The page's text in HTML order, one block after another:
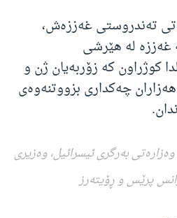
تەندروستی غەززەش،
لە غەززە لە هێرشی
کوژراون کە زۆربەیان ژن و
چەکداری بزووتنەوەی
بەرگری ئیسرائیل، وەزیری
پرێس و ڕۆیتەرز